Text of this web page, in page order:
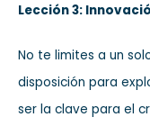
Lección 3:
No te limites a un
disposición para
ser la clave para el